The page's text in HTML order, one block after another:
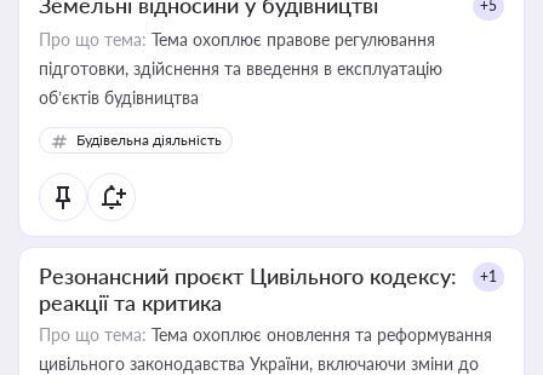
+5
Про що тема: Тема охоплює правове регулювання
підготовки, здійснення та введення в експлуатацію
об’єктів будівництва
Будівельна діяльність
Резонансний проєкт Цивільного кодексу:
реакції та критика
+1
Про що тема: Тема охоплює оновлення та реформування
цивільного законодавства України, включаючи зміни до